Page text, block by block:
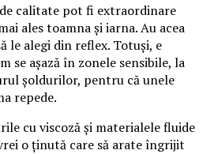
calitate pot fi extraordinare
ales toamna și iarna. Au acea
le alegi din reflex. Totuși, e
se așază în zonele sensibile, la
șoldurilor, pentru că unele
repede.
cu viscoză și materialele fluide
o ținută care să arate îngrijit